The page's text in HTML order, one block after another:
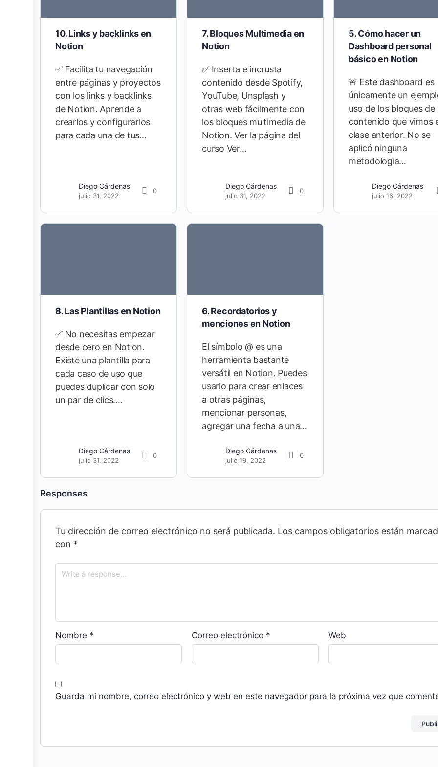
10. Links y backlinks en
Notion
✅ Facilita tu navegación
entre páginas y proyectos
con los links y backlinks
de Notion. Aprende a
crearlos y configurarlos
para cada una de tus…
Diego Cárdenas
julio 31, 2022
0
7. Bloques Multimedia en
Notion
✅ Inserta e incrusta
contenido desde Spotify,
YouTube, Unsplash y
otras web fácilmente con
los bloques multimedia de
Notion. Ver la página del
curso Ver…
Diego Cárdenas
julio 31, 2022
0
5. Cómo hacer un
Dashboard personal
básico en Notion
🚨 Este dashboard es
únicamente un
uso de los bloques de
contenido que vimos
clase anterior. No se
aplicó ninguna
metodología…
Diego Cárdenas
julio 16, 2022
8. Las Plantillas en Notion
✅ No necesitas empezar
desde cero en Notion.
Existe una plantilla para
cada caso de uso que
puedes duplicar con solo
un par de clics.…
Diego Cárdenas
julio 31, 2022
0
6. Recordatorios y
menciones en Notion
El símbolo @ es una
herramienta bastante
versátil en Notion. Puedes
usarlo para crear enlaces
a otras páginas,
mencionar personas,
agregar una fecha a una…
Diego Cárdenas
julio 19, 2022
0
Responses
Tu dirección de correo electrónico no será publicada. Los campos obligatorios están
con *
Nombre * Correo electrónico * Web
Guarda mi nombre, correo electrónico y web en este navegador para la próxima vez que